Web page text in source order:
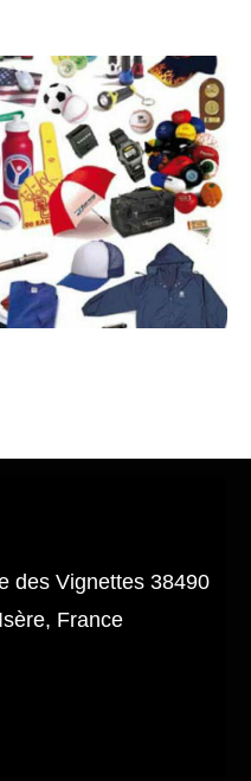
des Vignettes 38490
France